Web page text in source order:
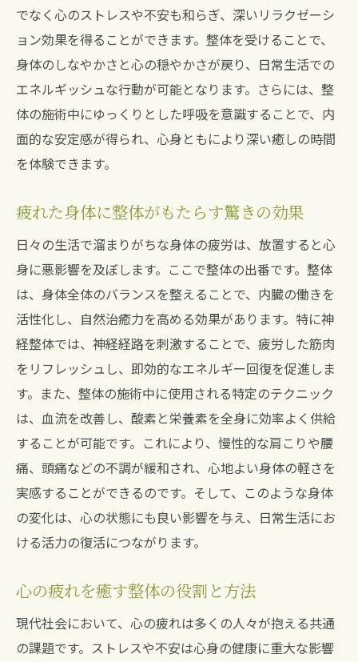
でなく心のストレスや不安も和らぎ、深いリラクゼーシ
ョン効果を得ることができます。整体を受けることで、
身体のしなやかさと心の穏やかさが戻り、日常生活での
エネルギッシュな行動が可能となります。さらには、整
体の施術中にゆっくりとした呼吸を意識することで、内
面的な安定感が得られ、心身ともにより深い癒しの時間
を体験できます。
疲れた身体に整体がもたらす驚きの効果
日々の生活で溜まりがちな身体の疲労は、放置すると心
身に悪影響を及ぼします。ここで整体の出番です。整体
は、身体全体のバランスを整えることで、内臓の働きを
活性化し、自然治癒力を高める効果があります。特に神
経整体では、神経経路を刺激することで、疲労した筋肉
をリフレッシュし、即効的なエネルギー回復を促進しま
す。また、整体の施術中に使用される特定のテクニック
は、血流を改善し、酸素と栄養素を全身に効率よく供給
することが可能です。これにより、慢性的な肩こりや腰
痛、頭痛などの不調が緩和され、心地よい身体の軽さを
実感することができるのです。そして、このような身体
の変化は、心の状態にも良い影響を与え、日常生活にお
ける活力の復活につながります。
心の疲れを癒す整体の役割と方法
現代社会において、心の疲れは多くの人々が抱える共通
の課題です。ストレスや不安は心身の健康に重大な影響